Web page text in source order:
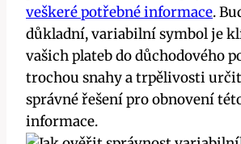
veškeré potřebné informace.
důkladní, variabilní symbol je
vašich plateb do důchodového
trochou snahy a trpělivosti
správné řešení pro obnovení
informace.